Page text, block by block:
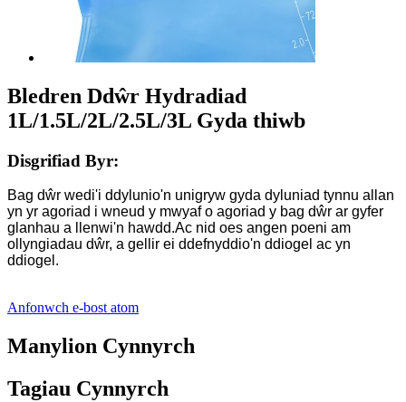
Bledren Ddŵr Hydradiad
1L/1.5L/2L/2.5L/3L Gyda thiwb
Disgrifiad Byr:
Bag dŵr wedi'i ddylunio'n unigryw gyda dyluniad tynnu allan
yn yr agoriad i wneud y mwyaf o agoriad y bag dŵr ar gyfer
glanhau a llenwi'n hawdd.Ac nid oes angen poeni am
ollyngiadau dŵr, a gellir ei ddefnyddio'n ddiogel ac yn
ddiogel.
Anfonwch e-bost atom
Manylion Cynnyrch
Tagiau Cynnyrch